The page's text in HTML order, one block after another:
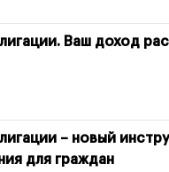
Ваш доход
– новый
для граждан